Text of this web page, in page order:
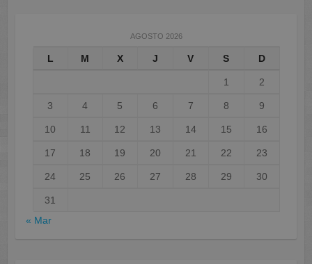
AGOSTO 2026
L M X J V S D
1 2
3 4 5 6 7 8 9
10 11 12 13 14 15 16
17 18 19 20 21 22 23
24 25 26 27 28 29 30
31
« Mar